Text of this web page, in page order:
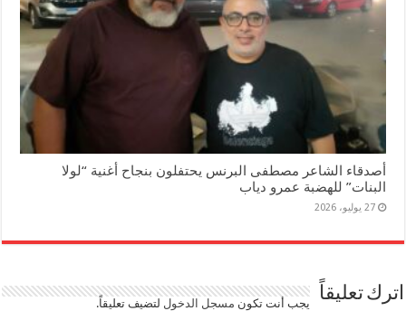
أصدقاء الشاعر مصطفى البرنس يحتفلون بنجاح أغنية “لولا
البنات” للهضبة عمرو دياب
27 يوليو، 2026
اترك تعليقاً يجب أنت تكون مسجل الدخول لتضيف تعليقاً.